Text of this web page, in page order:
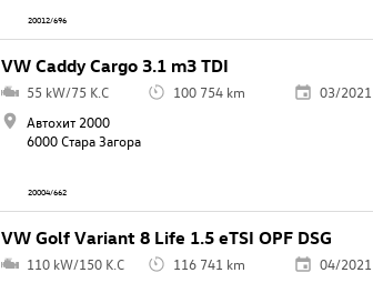
20012/696
VW Caddy Cargo 3.1 m3 TDI
55 kW/75 K.C 100 754 km
03/2021
Автохит 2000
6000 Стара Загора
20004/662
VW Golf Variant 8 Life 1.5 eTSI OPF DSG
110 kW/150 K.C 116 741 km
04/2021